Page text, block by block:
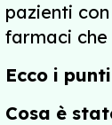
pazienti
farmaci
Ecco i
Cosa è